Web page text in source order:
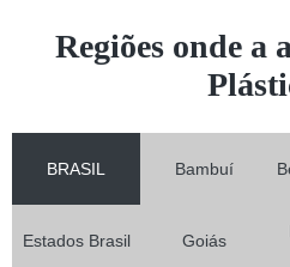
Regiões onde a
BRASIL Bambuí
Estados Brasil Goiás